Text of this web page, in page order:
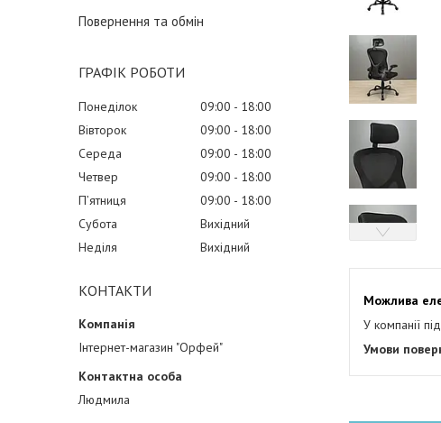
Повернення та обмін
ГРАФІК РОБОТИ
Понеділок 09:00
18:00
Вівторок
09:00
18:00
Середа
09:00
18:00
Четвер
09:00
18:00
Пʼятниця
09:00
18:00
Субота
Вихідний
Неділя
Вихідний
КОНТАКТИ
Інтернет-магазин "Орфей"
Людмила
У компанії